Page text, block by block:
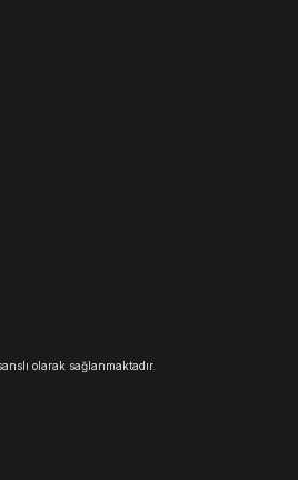
olarak sağlanmaktadır.